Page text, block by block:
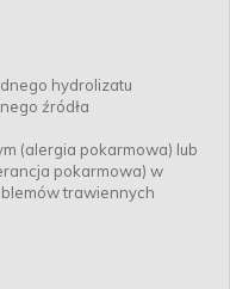
hydrolizatu
źródła
(alergia pokarmowa) lub
pokarmowa) w
trawiennych